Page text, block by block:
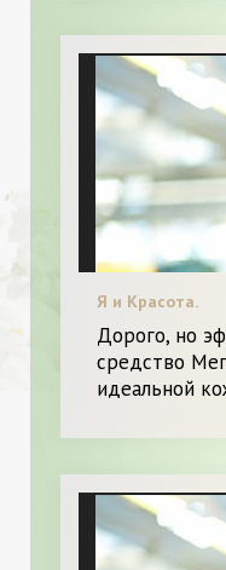
Я и Красота.
Дорого, но
средство
идеальной